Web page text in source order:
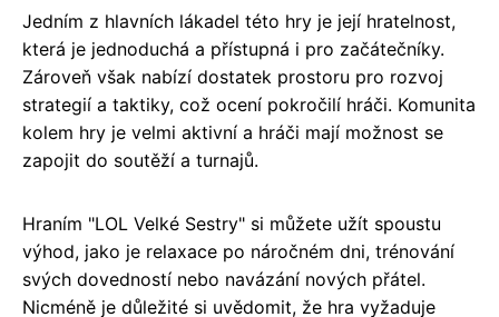
Jedním z hlavních lákadel této hry je její hratelnost,
která je jednoduchá a přístupná i pro začátečníky.
Zároveň však nabízí dostatek prostoru pro rozvoj
strategií a taktiky, což ocení pokročilí hráči. Komunita
kolem hry je velmi aktivní a hráči mají možnost se
zapojit do soutěží a turnajů.
Hraním "LOL Velké Sestry" si můžete užít spoustu
výhod, jako je relaxace po náročném dni, trénování
svých dovedností nebo navázání nových přátel.
Nicméně je důležité si uvědomit, že hra vyžaduje